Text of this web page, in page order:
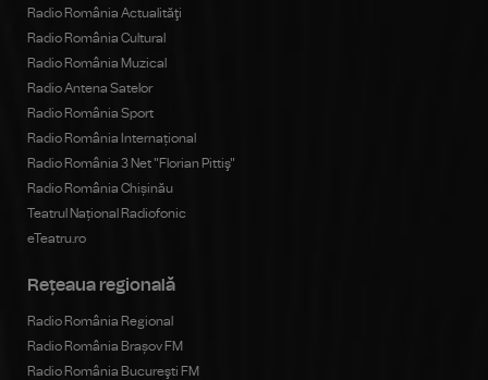
Radio România Actualităţi
Radio România Cultural
Radio România Muzical
Radio Antena Satelor
Radio România Sport
Radio România Internațional
Radio România 3 Net "Florian Pittiş"
Radio România Chișinău
Teatrul Național Radiofonic
eTeatru.ro
Rețeaua regională
Radio România Regional
Radio România Brașov FM
Radio România Bucureşti FM